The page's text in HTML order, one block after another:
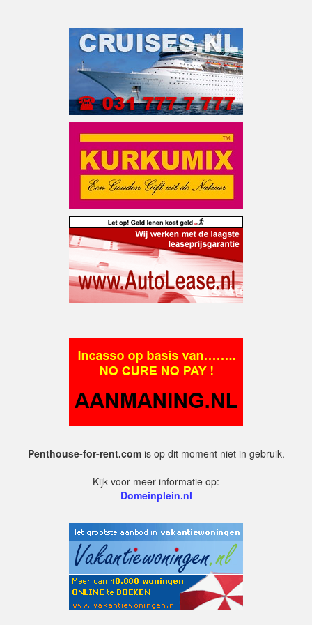
Penthouse-for-rent.comis op dit moment niet in gebruik.
Kijk voor meer informatie op:
Domeinplein.nl